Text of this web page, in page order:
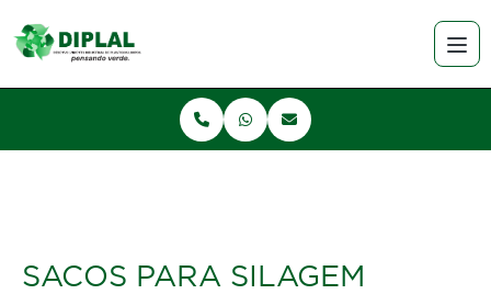
SACOS PARA SILAGEM